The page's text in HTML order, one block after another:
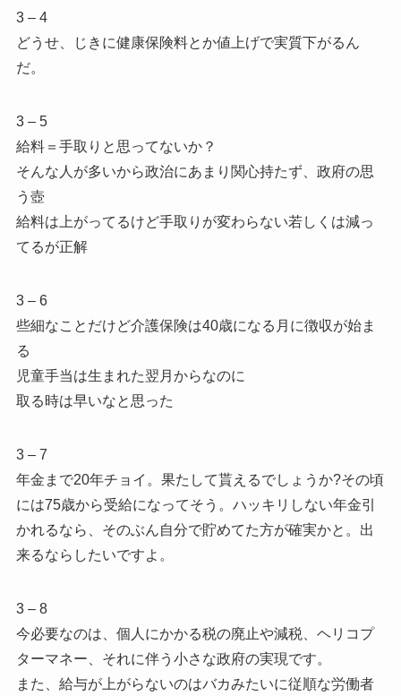
3 – 4
どうせ、じきに健康保険料とか値上げで実質下がるん
だ。
3 – 5
給料＝手取りと思ってないか？
そんな人が多いから政治にあまり関心持たず、政府の思
う壺
給料は上がってるけど手取りが変わらない若しくは減っ
てるが正解
3 – 6
些細なことだけど介護保険は40歳になる月に徴収が始ま
る
児童手当は生まれた翌月からなのに
取る時は早いなと思った
3 – 7
年金まで20年チョイ。果たして貰えるでしょうか?その頃
には75歳から受給になってそう。ハッキリしない年金引
かれるなら、そのぶん自分で貯めてた方が確実かと。出
来るならしたいですよ。
3 – 8
今必要なのは、個人にかかる税の廃止や減税、ヘリコプ
ターマネー、それに伴う小さな政府の実現です。
また、給与が上がらないのはバカみたいに従順な労働者